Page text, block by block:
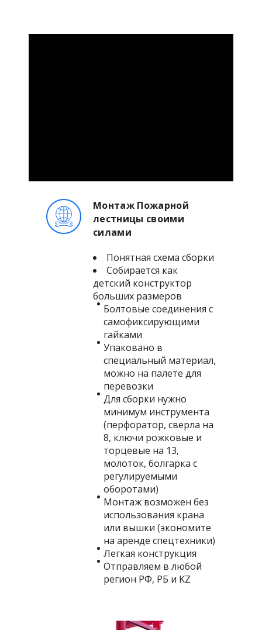
Монтаж Пожарной
лестницы своими
силами
Понятная схема сборки
Собирается как
детский конструктор
больших размеров
Болтовые соединения с
самофиксирующими
гайками
Упаковано в
специальный материал,
можно на палете для
перевозки
Для сборки нужно
минимум инструмента
(перфоратор, сверла на
8, ключи рожковые и
торцевые на 13,
молоток, болгарка с
регулируемыми
оборотами)
Монтаж возможен без
использования крана
или вышки (экономите
на аренде спецтехники)
Легкая конструкция
Отправляем в любой
регион РФ, РБ и KZ